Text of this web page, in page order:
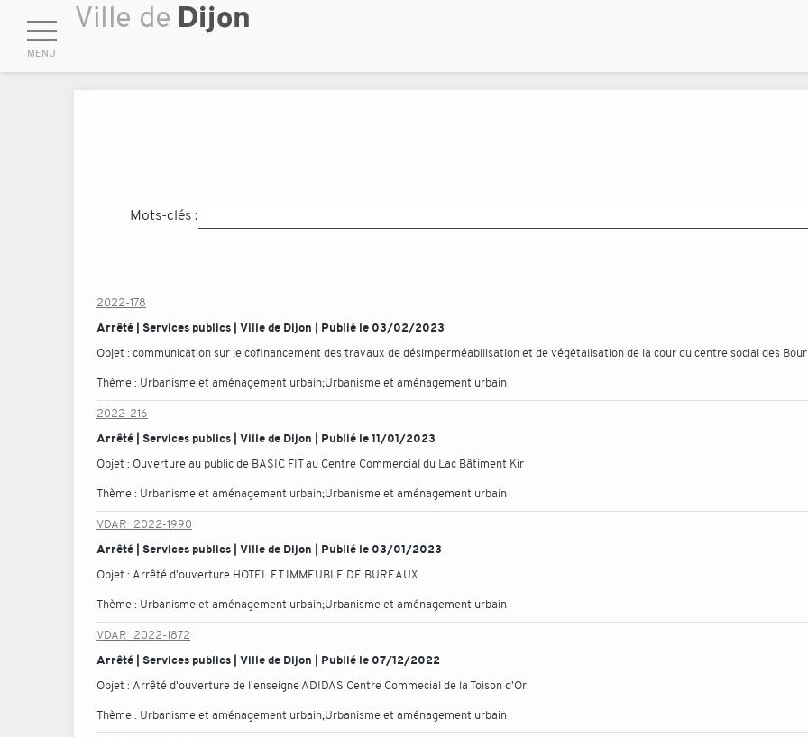
Mots-clés :
2022-178
Arrêté | Services publics | Ville de Dijon | Publié le 03/02/2023
Objet :communication sur le cofinancement des travaux de désimperméabilisation et de végétalisation de la cour du centre social des
Thème : Urbanisme et aménagement urbain;Urbanisme et aménagement urbain
2022-216
Arrêté | Services publics | Ville de Dijon | Publié le 11/01/2023
Objet : Ouverture au public de BASIC FIT au Centre Commercial du Lac Bâtiment Kir
Thème : Urbanisme et aménagement urbain;Urbanisme et aménagement urbain
VDAR_2022-1990
Arrêté | Services publics | Ville de Dijon | Publié le 03/01/2023
Objet : Arrêté d'ouverture HOTEL ET IMMEUBLE DE BUREAUX
Thème : Urbanisme et aménagement urbain;Urbanisme et aménagement urbain
VDAR_2022-1872
Arrêté | Services publics | Ville de Dijon | Publié le 07/12/2022
Objet : Arrêté d'ouverture de l'enseigne ADIDAS Centre Commecial de la Toison d'Or
Thème : Urbanisme et aménagement urbain;Urbanisme et aménagement urbain